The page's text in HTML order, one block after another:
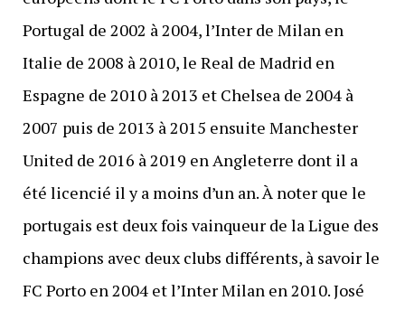
Portugal de 2002 à 2004, l’Inter de Milan en
Italie de 2008 à 2010, le Real de Madrid en
Espagne de 2010 à 2013 et Chelsea de 2004 à
2007 puis de 2013 à 2015 ensuite Manchester
United de 2016 à 2019 en Angleterre dont il a
été licencié il y a moins d’un an. À noter que le
portugais est deux fois vainqueur de la Ligue des
champions avec deux clubs différents, à savoir le
FC Porto en 2004 et l’Inter Milan en 2010. José